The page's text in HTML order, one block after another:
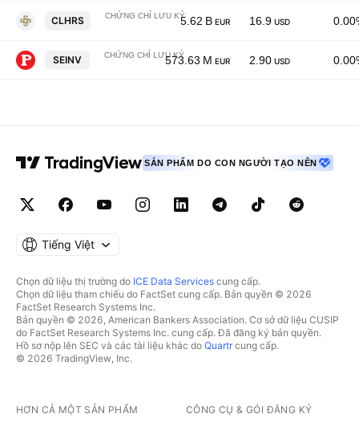
CLHRS Chailease Holding Co. Ltd. Sponsored GDR
CHỨNG CHỈ LƯU KÝ5.62 B EUR 16.9 USD
SEINV Paisalo Digital Ltd. Sponsored GDR RegS
CHỨNG CHỈ LƯU KÝ573.63 M EUR 2.90 USD
SẢN PHẨM DO CON NGƯỜI TẠO NÊN
Tiếng Việt
Chọn dữ liệu thị trường do ICE Data Services cung cấp.
Chọn dữ liệu tham chiếu do FactSet cung cấp. Bản quyền © 2026
FactSet Research Systems Inc.
Bản quyền © 2026, American Bankers Association. Cơ sở dữ liệu CUSIP
do FactSet Research Systems Inc. cung cấp. Đã đăng ký bản quyền.
Hồ sơ nộp lên SEC và các tài liệu khác do Quartrcung cấp.
© 2026 TradingView, Inc.
HƠN CẢ MỘT SẢN PHẨM CÔNG CỤ & GÓI ĐĂNG KÝ